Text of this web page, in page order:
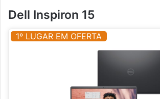
Dell Inspiron 15
1º LUGAR EM OFERTA